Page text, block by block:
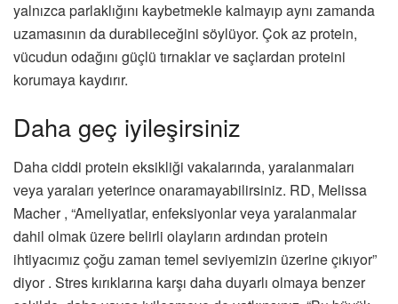
yalnızca parlaklığını kaybetmekle kalmayıp aynı zamanda
uzamasının da durabileceğini söylüyor. Çok az protein,
vücudun odağını güçlü tırnaklar ve saçlardan proteini
korumaya kaydırır.
Daha geç iyileşirsiniz
Daha ciddi protein eksikliği vakalarında, yaralanmaları
veya yaraları yeterince onaramayabilirsiniz. RD, Melissa
Macher , “Ameliyatlar, enfeksiyonlar veya yaralanmalar
dahil olmak üzere belirli olayların ardından protein
ihtiyacımız çoğu zaman temel seviyemizin üzerine çıkıyor”
diyor . Stres kırıklarına karşı daha duyarlı olmaya benzer